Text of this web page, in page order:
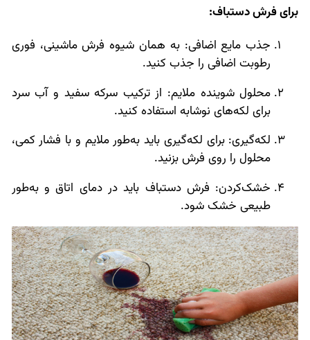
برای فرش دستباف:
جذب مایع اضافی: به همان شیوه فرش ماشینی، فوری
رطوبت اضافی را جذب کنید.
محلول شوینده ملایم: از ترکیب سرکه سفید و آب سرد
برای لکه‌های نوشابه استفاده کنید.
لکه‌گیری: برای لکه‌گیری باید به‌طور ملایم و با فشار کمی،
محلول را روی فرش بزنید.
خشک‌کردن: فرش دستباف باید در دمای اتاق و به‌طور
طبیعی خشک شود.